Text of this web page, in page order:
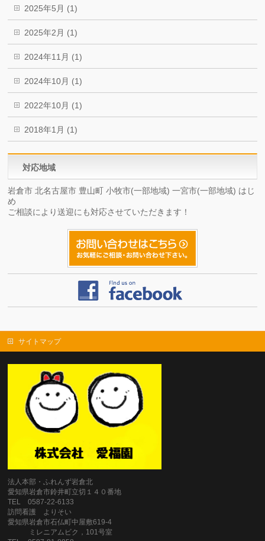
2025年5月 (1)
2025年2月 (1)
2024年11月 (1)
2024年10月 (1)
2022年10月 (1)
2018年1月 (1)
対応地域
岩倉市 北名古屋市 豊山町 小牧市(一部地域) 一宮市(一部地域) はじ
め
ご相談により送迎にも対応させていただきます！
サイトマップ
法人本部・ふれんず岩倉北
愛知県岩倉市鈴井町立切１４０番地
TEL 0587‐22‐6133
訪問看護 よりそい
愛知県岩倉市石仏町中屋敷619‐4
ミレニアムビク，101号室